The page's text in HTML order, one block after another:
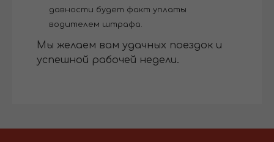
давности будет факт уплаты
водителем штрафа.
Мы желаем вам удачных поездок и
успешной рабочей недели.